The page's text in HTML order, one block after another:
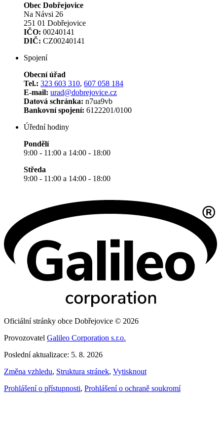
Obec Dobřejovice
Na Návsi 26
251 01 Dobřejovice
IČO: 00240141
DIČ: CZ00240141
Spojení
Obecní úřad
Tel.: 323 603 310, 607 058 184
E-mail: urad@dobrejovice.cz
Datová schránka: n7ua9vb
Bankovní spojení: 6122201/0100
Úřední hodiny
Pondělí
9:00 - 11:00 a 14:00 - 18:00
Středa
9:00 - 11:00 a 14:00 - 18:00
Oficiální stránky obce Dobřejovice © 2026
Provozovatel Galileo Corporation s.r.o.
Poslední aktualizace: 5. 8. 2026
Změna vzhledu, Struktura stránek, Vytisknout
Prohlášení o přístupnosti, Prohlášení o ochraně soukromí